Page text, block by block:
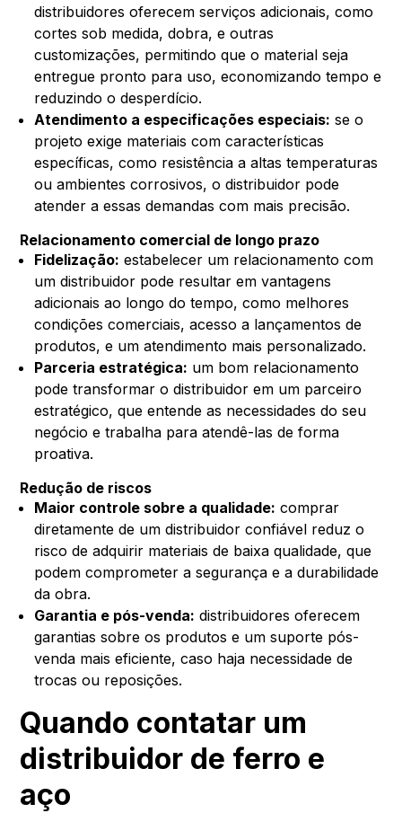
distribuidores oferecem serviços adicionais, como
cortes sob medida, dobra, e outras
customizações, permitindo que o material seja
entregue pronto para uso, economizando tempo e
reduzindo o desperdício.
Atendimento a especificações especiais: se o
projeto exige materiais com características
específicas, como resistência a altas temperaturas
ou ambientes corrosivos, o distribuidor pode
atender a essas demandas com mais precisão.
Relacionamento comercial de longo prazo
Fidelização: estabelecer um relacionamento com
um distribuidor pode resultar em vantagens
adicionais ao longo do tempo, como melhores
condições comerciais, acesso a lançamentos de
produtos, e um atendimento mais personalizado.
Parceria estratégica: um bom relacionamento
pode transformar o distribuidor em um parceiro
estratégico, que entende as necessidades do seu
negócio e trabalha para atendê-las de forma
proativa.
Redução de riscos
Maior controle sobre a qualidade: comprar
diretamente de um distribuidor confiável reduz o
risco de adquirir materiais de baixa qualidade, que
podem comprometer a segurança e a durabilidade
da obra.
Garantia e pós-venda: distribuidores oferecem
garantias sobre os produtos e um suporte pós-
venda mais eficiente, caso haja necessidade de
trocas ou reposições.
Quando contatar um
distribuidor de ferro e
aço